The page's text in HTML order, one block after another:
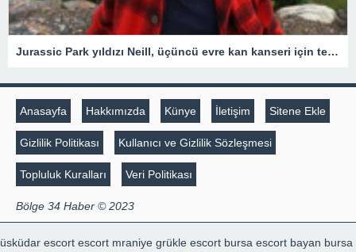
Jurassic Park yıldızı Neill, üçüncü evre kan kanseri için tedavi gördüğünü açıkladı
Anasayfa Hakkımızda Künye İletişim Sitene Ekle
Gizlilik Politikası Kullanıcı ve Gizlilik Sözleşmesi
Topluluk Kuralları Veri Politikası
Bölge 34 Haber © 2023
üsküdar escort escort mraniye grükle escort bursa escort bayan bursa